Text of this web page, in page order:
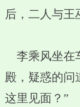
后，二人与王
李乘风坐在
殿，疑惑的问
这里见面？”